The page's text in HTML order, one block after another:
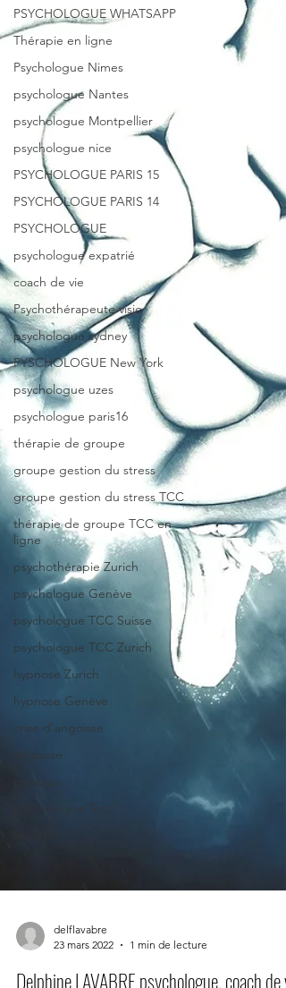
PSYCHOLOGUE WHATSAPP
Thérapie en ligne
Psychologue Nimes
psychologue Nantes
psychologue Montpellier
psychologue nice
PSYCHOLOGUE PARIS 15
PSYCHOLOGUE PARIS 14
PSYCHOLOGUE
psychologue expatrié
coach de vie
Psychothérapeute visio
psychologue sydney
PYSCHOLOGUE New York
psychologue uzes
psychologue paris16
thérapie de groupe
groupe gestion du stress
groupe gestion du stress TCC
thérapie de groupe TCC en
ligne
psychothérapie Zurich
psychologue Genève
psychologue TCC Suisse
psychologue TCC Zurich
hypnose Zurich
hypnose Genève
crise d'angoisse
angoisse
panique
psychologue Tcc
23 mars 2022
1 min de lecture